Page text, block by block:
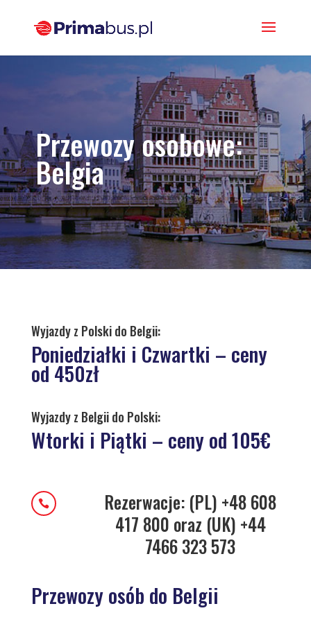
Przewozy osobowe:
Belgia
Wyjazdy z Polski do Belgii:
Poniedziałki i Czwartki – ceny
od 450zł
Wyjazdy z Belgii do Polski:
Wtorki i Piątki – ceny od 105€

Rezerwacje: (PL) +48 608
417 800 oraz (UK) +44
7466 323 573
Przewozy osób do Belgii